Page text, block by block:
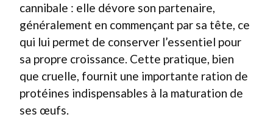
cannibale : elle dévore son partenaire,
généralement en commençant par sa tête, ce
qui lui permet de conserver l’essentiel pour
sa propre croissance. Cette pratique, bien
que cruelle, fournit une importante ration de
protéines indispensables à la maturation de
ses œufs.